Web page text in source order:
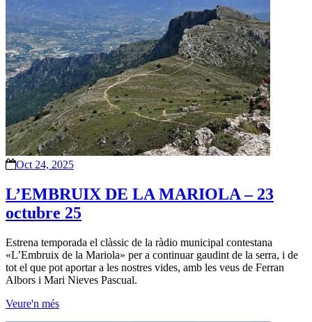
Oct 24, 2025
L’EMBRUIX DE LA MARIOLA – 23
octubre 25
Estrena temporada el clàssic de la ràdio municipal contestana
«L’Embruix de la Mariola» per a continuar gaudint de la serra, i de
tot el que pot aportar a les nostres vides, amb les veus de Ferran
Albors i Mari Nieves Pascual.
Veure'n més